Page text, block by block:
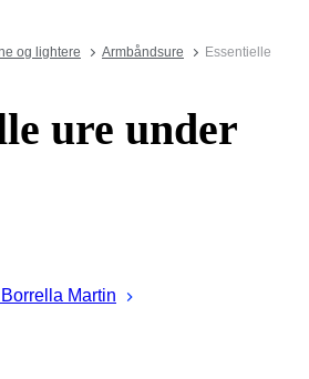
og lightere Armbåndsure
Essentielle
ure under
Martin